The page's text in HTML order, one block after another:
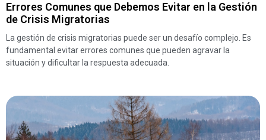
Errores Comunes que Debemos Evitar en la Gestión
de Crisis Migratorias
La gestión de crisis migratorias puede ser un desafío complejo. Es
fundamental evitar errores comunes que pueden agravar la
situación y dificultar la respuesta adecuada.